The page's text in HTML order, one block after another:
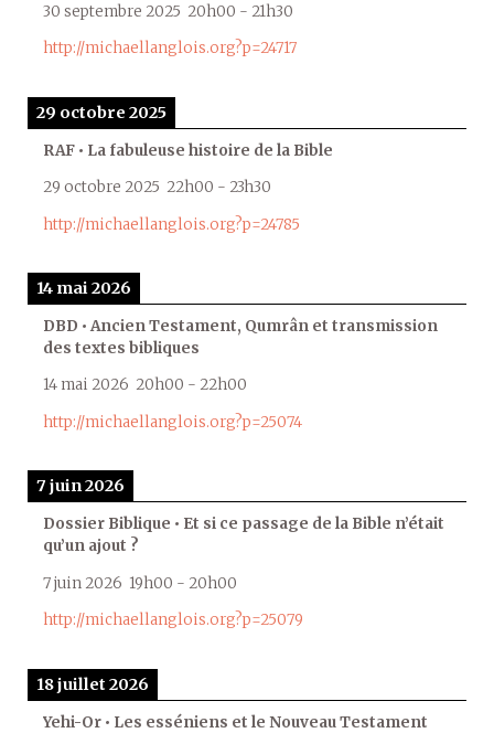
30 septembre 2025 20h00 - 21h30
http://michaellanglois.org?p=24717
29 octobre 2025
RAF • La fabuleuse histoire de la Bible
29 octobre 2025 22h00 - 23h30
http://michaellanglois.org?p=24785
14 mai 2026
DBD • Ancien Testament, Qumrân et transmission
des textes bibliques
14 mai 2026 20h00 - 22h00
http://michaellanglois.org?p=25074
7 juin 2026
Dossier Biblique • Et si ce passage de la Bible n’était
qu’un ajout ?
7 juin 2026 19h00 - 20h00
http://michaellanglois.org?p=25079
18 juillet 2026
Yehi-Or • Les esséniens et le Nouveau Testament